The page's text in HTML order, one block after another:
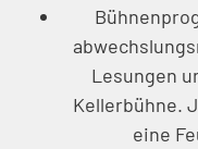
Lesungen
Kellerbühne.
eine